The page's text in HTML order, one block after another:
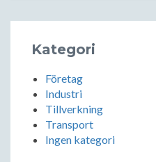
Kategori
Företag
Industri
Tillverkning
Transport
Ingen kategori